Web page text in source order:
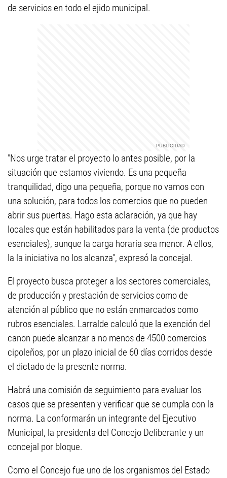
de servicios en todo el ejido municipal.
"Nos urge tratar el proyecto lo antes posible, por la
situación que estamos viviendo. Es una pequeña
tranquilidad, digo una pequeña, porque no vamos con
una solución, para todos los comercios que no pueden
abrir sus puertas. Hago esta aclaración, ya que hay
locales que están habilitados para la venta (de productos
esenciales), aunque la carga horaria sea menor. A ellos,
la la iniciativa no los alcanza", expresó la concejal.
El proyecto busca proteger a los sectores comerciales,
de producción y prestación de servicios como de
atención al público que no están enmarcados como
rubros esenciales. Larralde calculó que la exención del
canon puede alcanzar a no menos de 4500 comercios
cipoleños, por un plazo inicial de 60 días corridos desde
el dictado de la presente norma.
Habrá una comisión de seguimiento para evaluar los
casos que se presenten y verificar que se cumpla con la
norma. La conformarán un integrante del Ejecutivo
Municipal, la presidenta del Concejo Deliberante y un
concejal por bloque.
Como el Concejo fue uno de los organismos del Estado